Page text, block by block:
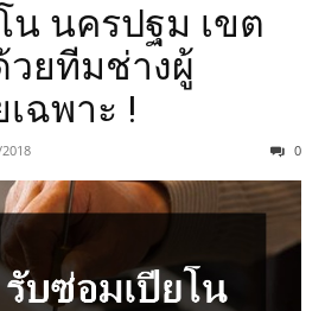
น นครปฐม เขต
ยทีมช่างผู้
ฉพาะ !
0